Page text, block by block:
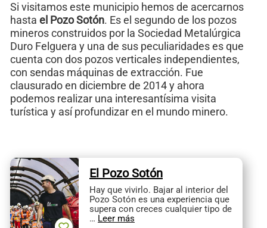
Si visitamos este municipio hemos de acercarnos
hasta el Pozo Sotón. Es el segundo de los pozos
mineros construidos por la Sociedad Metalúrgica
Duro Felguera y una de sus peculiaridades es que
cuenta con dos pozos verticales independientes,
con sendas máquinas de extracción. Fue
clausurado en diciembre de 2014 y ahora
podemos realizar una interesantísima visita
turística y así profundizar en el mundo minero.
El Pozo Sotón
Hay que vivirlo. Bajar al interior del
Pozo Sotón es una experiencia que
supera con creces cualquier tipo de
… Leer más